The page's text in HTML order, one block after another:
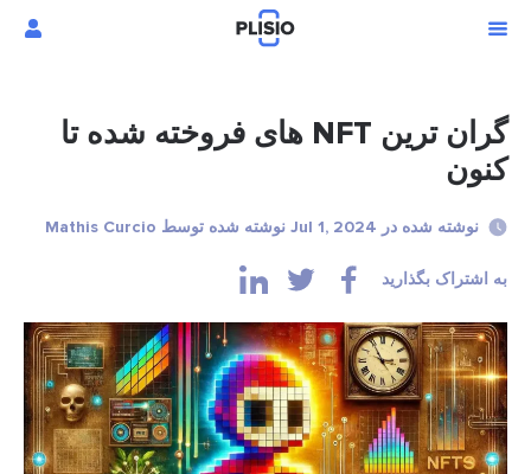
گران ترین NFT های فروخته شده تا
کنون
نوشته شده در Jul 1, 2024 نوشته شده توسط Mathis Curcio
به اشتراک بگذارید